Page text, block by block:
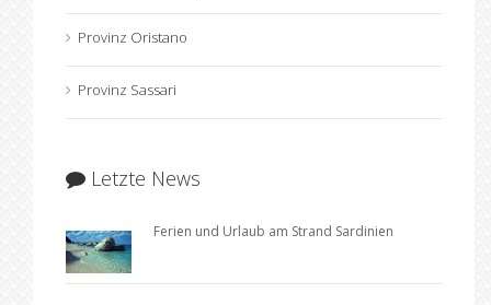
Provinz Oristano
Provinz Sassari
Letzte News
Ferien und Urlaub am Strand Sardinien